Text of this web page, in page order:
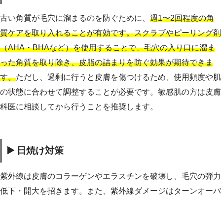
古い角質が毛穴に溜まるのを防ぐために、 週1〜2回程度の角
質ケアを取り入れることが有効です。スクラブやピーリング剤
（AHA・BHAなど）を使用することで、毛穴の入り口に溜ま
った角質を取り除き、皮脂の詰まりを防ぐ効果が期待できま
す。ただし、過剰に行うと皮膚を傷つけるため、使用頻度や肌
の状態に合わせて調整することが必要です。敏感肌の方は皮膚
科医に相談してから行うことを推奨します。
▶️ 日焼け対策
紫外線は皮膚のコラーゲンやエラスチンを破壊し、毛穴の弾力
低下・開大を招きます。また、紫外線ダメージはターンオーバ